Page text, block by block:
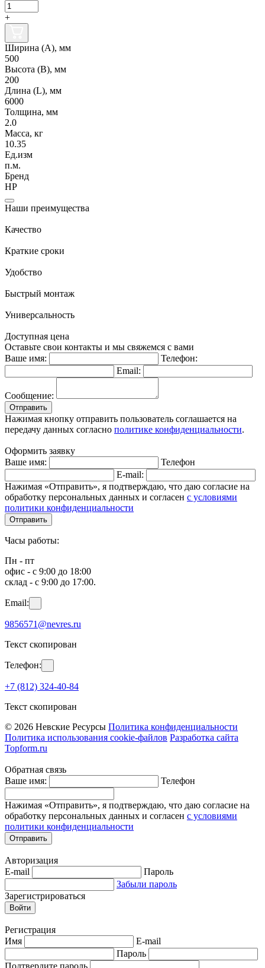
+
Ширина (А), мм
500
Высота (В), мм
200
Длина (L), мм
6000
Толщина, мм
2.0
Масса, кг
10.35
Ед.изм
п.м.
Бренд
НР
Наши преимущества
Качество
Краткие сроки
Удобство
Быстрый монтаж
Универсальность
Доступная цена
Оставьте свои контакты и мы свяжемся с вами
Ваше имя:
Телефон:
Email:
Сообщение:
Отправить
Нажимая кнопку отправить пользователь соглашается на
передачу данных согласно политике конфиденциальности.
Оформить заявку
Ваше имя:
Телефон
E-mail:
Нажимая «Отправить», я подтверждаю, что даю согласие на
обработку персональных данных и согласен с условиями
политики конфиденциальности
Отправить
Часы работы:
Пн - пт
офис - с 9:00 до 18:00
склад - с 9:00 до 17:00.
Email:
9856571@nevres.ru
Текст скопирован
Телефон:
+7 (812) 324-40-84
Текст скопирован
© 2026 Невские Ресурсы Политика конфиденциальности
Политика использования cookie-файлов Разработка сайта
Topform.ru
Обратная связь
Ваше имя:
Телефон
Нажимая «Отправить», я подтверждаю, что даю согласие на
обработку персональных данных и согласен с условиями
политики конфиденциальности
Отправить
Авторизация
E-mail
Пароль
Забыли пароль
Зарегистрироваться
Войти
Регистрация
Имя
E-mail
Пароль
Подтвердите пароль